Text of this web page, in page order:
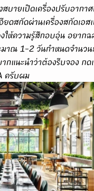
บายเปิดเครื่องปรับอาก
ยดสกัดผ่านเครื่องสกัดเอ
ให้ความรู้สึกอบอุ่น อยาก
าณ 1-2 วันกำหนดจำนว
กแนะนำว่าต้องรีบจอง ก
ครับผม